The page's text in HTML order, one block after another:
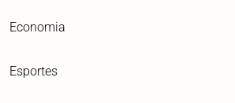
Economia
Esportes